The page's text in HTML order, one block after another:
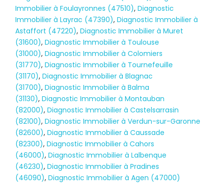
Diagnostic
TERMITES
Immobilier à Foulayronnes (47510),Diagnostic
Immobilier à Layrac (47390),Diagnostic Immobilier à
Astaffort (47220),Diagnostic Immobilier à Muret
(31600),Diagnostic Immobilier à Toulouse
(31000),Diagnostic Immobilier à Colomiers
(31770),Diagnostic Immobilier à Tournefeuille
(31170),Diagnostic Immobilier à Blagnac
(31700),Diagnostic Immobilier à Balma
(31130),Diagnostic Immobilier à Montauban
(82000),Diagnostic Immobilier à Castelsarrasin
(82100),Diagnostic Immobilier à Verdun-sur-Garonne
(82600),Diagnostic Immobilier à Caussade
(82300),Diagnostic Immobilier à Cahors
(46000),Diagnostic Immobilier à Lalbenque
(46230),Diagnostic Immobilier à Pradines
(46090),Diagnostic Immobilier à Agen (47000)